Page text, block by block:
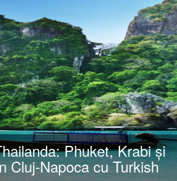
Phuket, Krabi și
Cluj-Napoca cu Turkish